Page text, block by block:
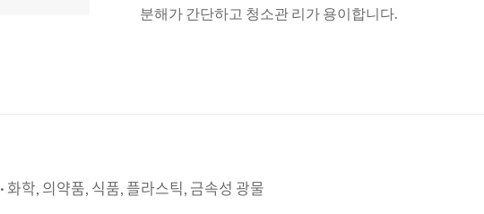
분해가 간단하고 청소관 리가 용이합니다.
· 화학, 의약품, 식품, 플라스틱, 금속성 광물